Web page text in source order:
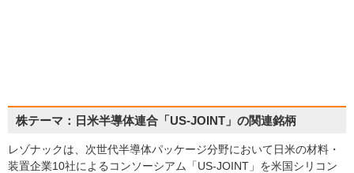
株テーマ：日米半導体連合「US-JOINT」の関連銘柄
レゾナックは、次世代半導体パッケージ分野において日米の材料・
装置企業10社によるコンソーシアム「US-JOINT」を米国シリコン